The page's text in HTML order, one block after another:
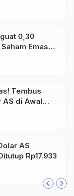
0,30
Emas
Penggerak
Tembus
AS di Awal
AS
Rp17.933